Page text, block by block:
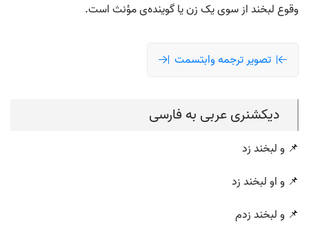
وقوع لبخند از سوی یک زن یا گوینده‌ی مؤنث است.
تصویر ترجمه وابتسمت
دیکشنری عربی به فارسی
📌 و لبخند زد
📌 و او لبخند زد
📌 و لبخند زدم